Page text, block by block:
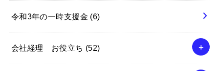
令和3年の一時支援金 (6)
会社経理 お役立ち (52)